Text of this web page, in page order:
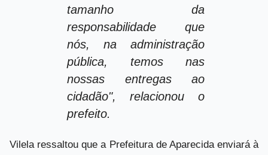
tamanho da
responsabilidade que
nós, na administração
pública, temos nas
nossas entregas ao
cidadão", relacionou o
prefeito.
Vilela ressaltou que a Prefeitura de Aparecida enviará à